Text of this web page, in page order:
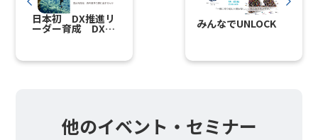
日本初 DX推進リ
ーダー育成 DX
Questプログラ
加者募集 説明会
みんなでUNLOCK
他のイベント・セミナー